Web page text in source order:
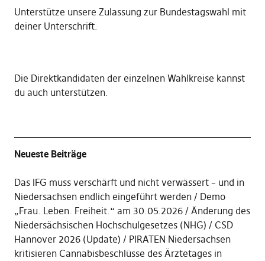
Unterstütze unsere Zulassung zur Bundestagswahl mit
deiner Unterschrift.
Die Direktkandidaten der einzelnen Wahlkreise kannst
du auch unterstützen.
Neueste Beiträge
Das IFG muss verschärft und nicht verwässert – und in
Niedersachsen endlich eingeführt werden
Demo
„Frau. Leben. Freiheit.“ am 30.05.2026
Änderung des
Niedersächsischen Hochschulgesetzes (NHG)
CSD
Hannover 2026 (Update)
PIRATEN Niedersachsen
kritisieren Cannabisbeschlüsse des Ärztetages in